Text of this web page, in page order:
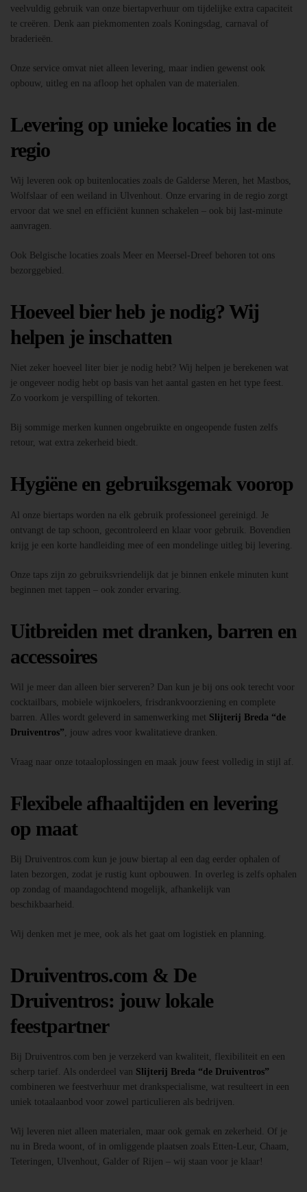
veelvuldig gebruik van onze biertapverhuur om tijdelijke extra capaciteit
te creëren. Denk aan piekmomenten zoals Koningsdag, carnaval of
braderieën.
Onze service omvat niet alleen levering, maar indien gewenst ook
opbouw, uitleg en na afloop het ophalen van de materialen.
Levering op unieke locaties in de
regio
Wij leveren ook op buitenlocaties zoals de Galderse Meren, het Mastbos,
Wolfslaar of een weiland in Ulvenhout. Onze ervaring in de regio zorgt
ervoor dat we snel en efficiënt kunnen schakelen – ook bij last-minute
aanvragen.
Ook Belgische locaties zoals Meer en Meersel-Dreef behoren tot ons
bezorggebied.
Hoeveel bier heb je nodig? Wij
helpen je inschatten
Niet zeker hoeveel liter bier je nodig hebt? Wij helpen je berekenen wat
je ongeveer nodig hebt op basis van het aantal gasten en het type feest.
Zo voorkom je verspilling of tekorten.
Bij sommige merken kunnen ongebruikte en ongeopende fusten zelfs
retour, wat extra zekerheid biedt.
Hygiëne en gebruiksgemak voorop
Al onze biertaps worden na elk gebruik professioneel gereinigd. Je
ontvangt de tap schoon, gecontroleerd en klaar voor gebruik. Bovendien
krijg je een korte handleiding mee of een mondelinge uitleg bij levering.
Onze taps zijn zo gebruiksvriendelijk dat je binnen enkele minuten kunt
beginnen met tappen – ook zonder ervaring.
Uitbreiden met dranken, barren en
accessoires
Wil je meer dan alleen bier serveren? Dan kun je bij ons ook terecht voor
cocktailbars, mobiele wijnkoelers, frisdrankvoorziening en complete
barren. Alles wordt geleverd in samenwerking met Slijterij Breda “de
Druiventros” , jouw adres voor kwalitatieve dranken.
Vraag naar onze totaaloplossingen en maak jouw feest volledig in stijl af.
Flexibele afhaaltijden en levering
op maat
Bij Druiventros.com kun je jouw biertap al een dag eerder ophalen of
laten bezorgen, zodat je rustig kunt opbouwen. In overleg is zelfs ophalen
op zondag of maandagochtend mogelijk, afhankelijk van
beschikbaarheid.
Wij denken met je mee, ook als het gaat om logistiek en planning.
Druiventros.com & De
Druiventros: jouw lokale
feestpartner
Bij Druiventros.com ben je verzekerd van kwaliteit, flexibiliteit en een
scherp tarief. Als onderdeel van Slijterij Breda “de Druiventros”
combineren we feestverhuur met drankspecialisme, wat resulteert in een
uniek totaalaanbod voor zowel particulieren als bedrijven.
Wij leveren niet alleen materialen, maar ook gemak en zekerheid. Of je
nu in Breda woont, of in omliggende plaatsen zoals Etten-Leur, Chaam,
Teteringen, Ulvenhout, Galder of Rijen – wij staan voor je klaar!